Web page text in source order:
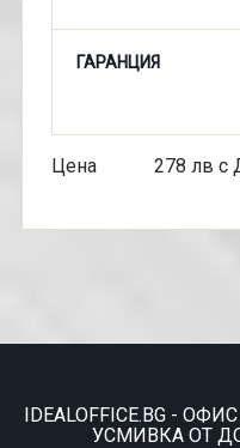
ГАРАНЦИЯ
Цена 278 лв с
IDEALOFFICE.BG -
УСМИВКА ОТ